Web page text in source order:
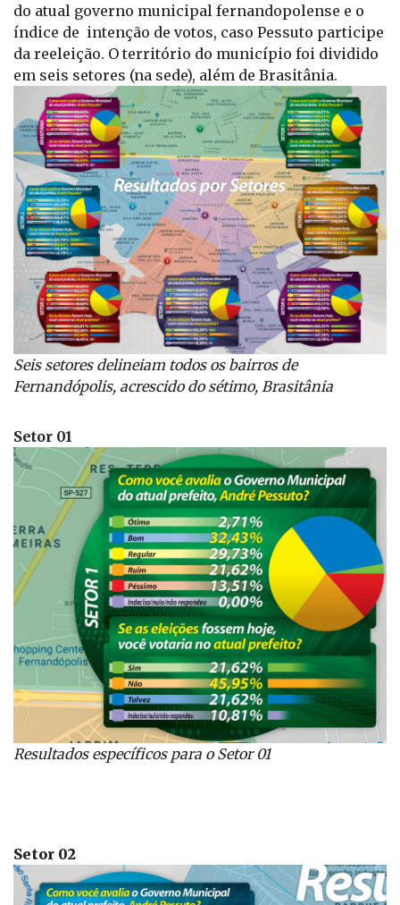
do atual governo municipal fernandopolense e o
índice de intenção de votos, caso Pessuto participe
da reeleição. O território do município foi dividido
em seis setores (na sede), além de Brasitânia.
Seis setores delineiam todos os bairros de
Fernandópolis, acrescido do sétimo, Brasitânia
Setor 01
Resultados específicos para o Setor 01
Setor 02